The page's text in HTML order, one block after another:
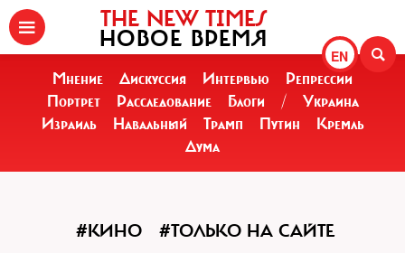
EN
THE NEW TIMES
НОВОЕ ВРЕМЯ
Мнение Дискуссия Интервью
Репрессии
Портрет
Расследование Блоги /
Украина
Израиль
Навальный Трамп Путин
Кремль
Дума
#КИНО #ТОЛЬКО НА САЙТЕ